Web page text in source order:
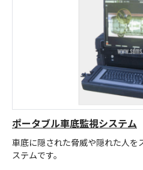
ポータブル車底監視システム
車底に隠された脅威や隠れた人を
ステムです。